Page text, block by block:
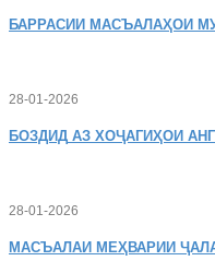
БАРРАСИИ МАСЪАЛАҲОИ
28-01-2026
БОЗДИД АЗ ХОҶАГИҲОИ
28-01-2026
МАСЪАЛАИ МЕҲВАРИИ